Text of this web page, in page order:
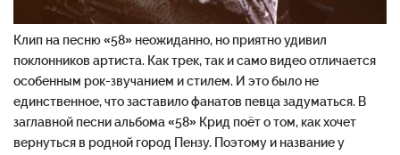
Клип на песню «58» неожиданно, но приятно удивил
поклонников артиста. Как трек, так и само видео отличается
особенным рок-звучанием и стилем. И это было не
единственное, что заставило фанатов певца задуматься. В
заглавной песни альбома «58» Крид поёт о том, как хочет
вернуться в родной город Пензу. Поэтому и название у